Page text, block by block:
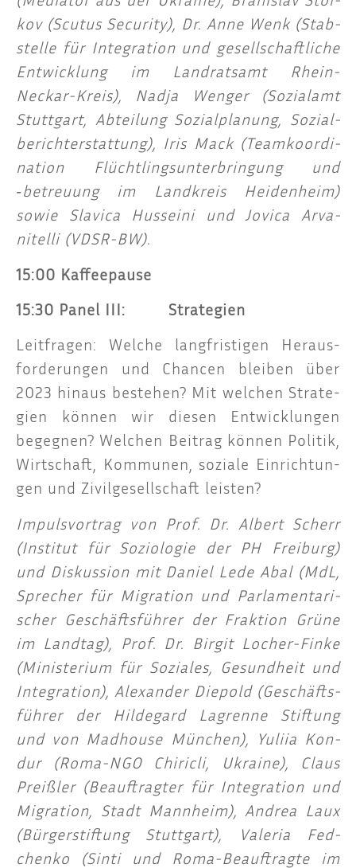
kov (Scu­tus Secu­ri­ty), Dr. Anne Wenk (Stab­
stel­le für Inte­gra­ti­on und gesell­schaft­li­che
Ent­wick­lung im Land­rats­amt Rhein-
Neckar-Kreis), Nad­ja Wen­ger (Sozi­al­amt
Stutt­gart, Abtei­lung Sozi­al­pla­nung, Sozi­al­
be­richt­erstat­tung), Iris Mack (Team­ko­or­di­
na­ti­on Flücht­lings­un­ter­brin­gung und
‑betreu­ung im Land­kreis Hei­den­heim)
sowie Sla­vica Huss­ei­ni und Jovica Arva­
nitel­li (VDSR-BW).
15:00 Kaf­fee­pau­se
15:30 Panel III: Strategien
Leit­fra­gen: Wel­che lang­fris­ti­gen Her­aus­
for­de­run­gen und Chan­cen blei­ben über
2023 hin­aus bestehen? Mit wel­chen Stra­te­
gien kön­nen wir die­sen Ent­wick­lun­gen
begeg­nen? Wel­chen Bei­trag kön­nen Poli­tik,
Wirt­schaft, Kom­mu­nen, sozia­le Ein­rich­tun­
gen und Zivil­ge­sell­schaft leisten?
Impuls­vor­trag von Prof. Dr. Albert Scherr
(Insti­tut für Sozio­lo­gie der PH Frei­burg)
und Dis­kus­si­on mit Dani­el Lede Abal (MdL,
Spre­cher für Migra­ti­on und Par­la­men­ta­ri­
scher Geschäfts­füh­rer der Frak­ti­on Grü­ne
im Land­tag), Prof. Dr. Bir­git Locher-Fin­ke
(Minis­te­ri­um für Sozia­les, Gesund­heit und
Inte­gra­ti­on), Alex­an­der Die­pold (Geschäfts­
füh­rer der Hil­de­gard Lag­ren­ne Stif­tung
und von Mad­house Mün­chen), Yuli­ia Kon­
dur (Roma-NGO Chi­ricli, Ukrai­ne), Claus
Preiß­ler (Beauf­trag­ter für Inte­gra­ti­on und
Migra­ti­on, Stadt Mann­heim), Andrea Laux
(Bür­ger­stif­tung Stutt­gart), Vale­ria Fed­
chen­ko (Sin­ti und Roma-Beauf­trag­te im